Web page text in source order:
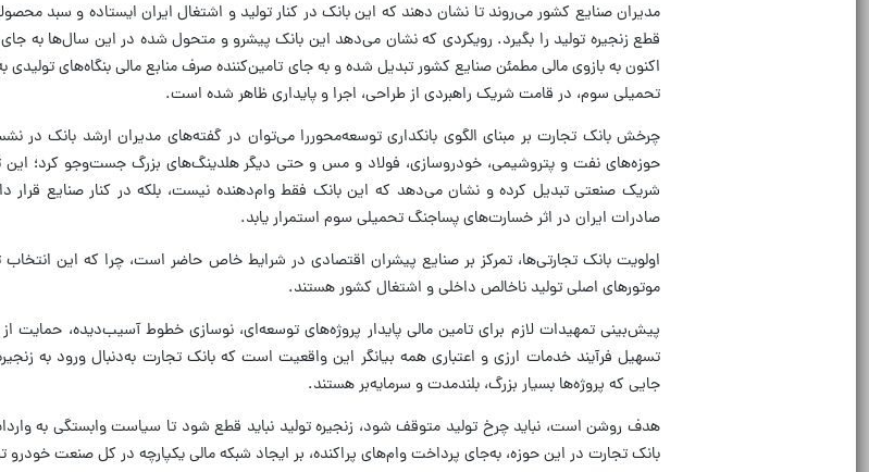
مدیران صنایع کشور می‌روند تا نشان دهند که این بانک در کنار تولید و اشتغال ایران ایستاده و سبد
قطع زنجیره تولید را بگیرد. رویکردی که نشان می‌دهد این بانک پیشرو و متحول شده در این سال‌ها به
اکنون به بازوی مالی مطمئن صنایع کشور تبدیل شده و به جای تامین‌کننده صرف منابع مالی بنگاه‌های
تحمیلی سوم، در قامت شریک راهبردی از طراحی، اجرا و پایداری ظاهر شده است.
چرخش بانک تجارت بر مبنای الگوی بانکداری توسعه‌محوررا می‌توان در گفته‌های مدیران ارشد بانک در
حوزه‌های نفت و پتروشیمی، خودروسازی، فولاد و مس و حتی دیگر هلدینگ‌های بزرگ جست‌و‌جو کرد؛ این
شریک صنعتی تبدیل کرده و نشان می‌دهد که این بانک فقط وام‌دهنده نیست، بلکه در کنار صنایع قرار
صادرات ایران در اثر خسارت‌های پساجنگ تحمیلی سوم استمرار یابد.
اولویت بانک تجارتی‌ها، تمرکز بر صنایع پیشران اقتصادی در شرایط خاص حاضر است، چرا که این
موتور‌های اصلی تولید ناخالص داخلی و اشتغال کشور هستند.
پیش‌بینی تمهیدات لازم برای تامین مالی پایدار پروژه‌های توسعه‌ای، نوسازی خطوط آسیب‌دیده، حمایت
تسهیل فرآیند خدمات ارزی و اعتباری همه بیانگر این واقعیت است که بانک تجارت به‌دنبال ورود به
جایی که پروژه‌ها بسیار بزرگ، بلندمدت و سرمایه‌بر هستند.
هدف روشن است، نباید چرخ تولید متوقف شود، زنجیره تولید نباید قطع شود تا سیاست وابستگی به
بانک تجارت در این حوزه، به‌جای پرداخت وام‌های پراکنده، بر ایجاد شبکه مالی یکپارچه در کل صنعت خودرو